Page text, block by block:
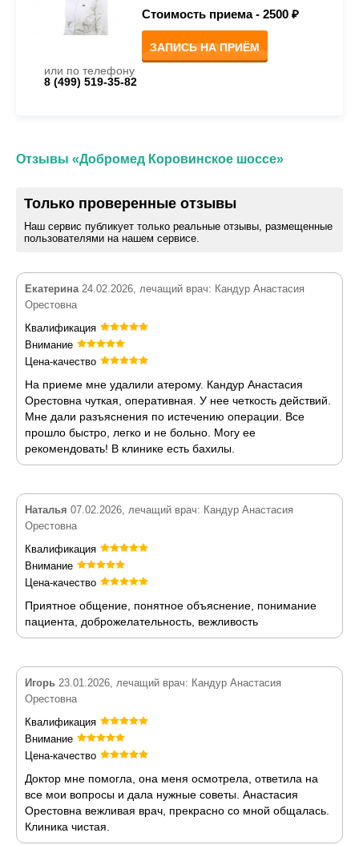
Стоимость приема - 2500 ₽
ЗАПИСЬ НА ПРИЁМ
или по телефону
8 (499) 519-35-82
Отзывы «Добромед Коровинское шоссе»
Только проверенные отзывы
Наш сервис публикует только реальные отзывы, размещенные
пользователями на нашем сервисе.
Екатерина24.02.2026, лечащий врач: Кандур Анастасия
Орестовна
Квалификация
Внимание
Цена-качество
На приеме мне удалили атерому. Кандур Анастасия
Орестовна чуткая, оперативная. У нее четкость действий.
Мне дали разъяснения по истечению операции. Все
прошло быстро, легко и не больно. Могу ее
рекомендовать! В клинике есть бахилы.
Наталья 07.02.2026, лечащий врач: Кандур Анастасия
Орестовна
Квалификация
Внимание
Цена-качество
Приятное общение, понятное объяснение, понимание
пациента, доброжелательность, вежливость
Игорь 23.01.2026, лечащий врач: Кандур Анастасия
Орестовна
Квалификация
Внимание
Цена-качество
Доктор мне помогла, она меня осмотрела, ответила на
все мои вопросы и дала нужные советы. Анастасия
Орестовна вежливая врач, прекрасно со мной общалась.
Клиника чистая.